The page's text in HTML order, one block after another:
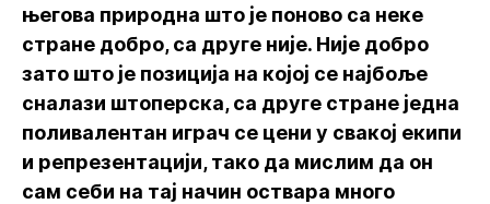
његова природна што је поново са неке
стране добро, са друге није. Није добро
зато што је позиција на којој се најбоље
сналази штоперска, са друге стране једна
поливалентан играч се цени у свакој екипи
и репрезентацији, тако да мислим да он
сам себи на тај начин оствара много